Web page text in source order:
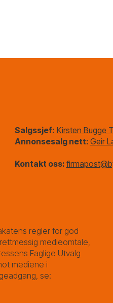
Salgssjef: Kirsten Bugge
Annonsesalg nett: Geir
Kontakt oss:
regler for god
medieomtale,
Faglige Utvalg
mediene i
se: